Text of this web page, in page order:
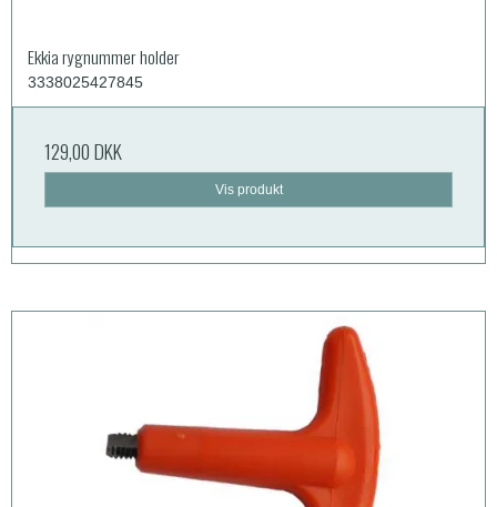
Ekkia rygnummer holder
3338025427845
129,00 DKK
Vis produkt